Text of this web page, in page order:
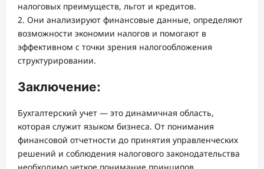
налоговых преимуществ, льгот и кредитов.
2. Они анализируют финансовые данные, определяют
возможности экономии налогов и помогают в
эффективном с точки зрения налогообложения
структурировании.
Заключение:
Бухгалтерский учет — это динамичная область,
которая служит языком бизнеса. От понимания
финансовой отчетности до принятия управленческих
решений и соблюдения налогового законодательства